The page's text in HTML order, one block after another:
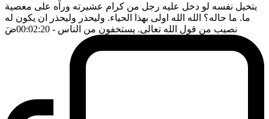
يتخيل نفسه لو دخل عليه رجل من كرام عشيرته ورآه على معصية
ما. ما حاله؟ الله الله اولى بهذا الحياء. وليحذر وليحذر ان يكون له
نصيب من قول الله تعالى. يستخفون من الناس - 00:02:20 ضَ